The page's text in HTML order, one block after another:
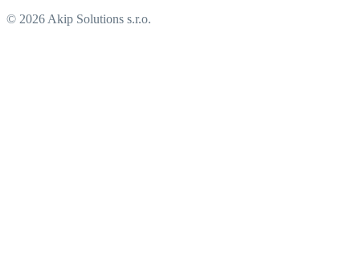
© 2026 Akip Solutions s.r.o.